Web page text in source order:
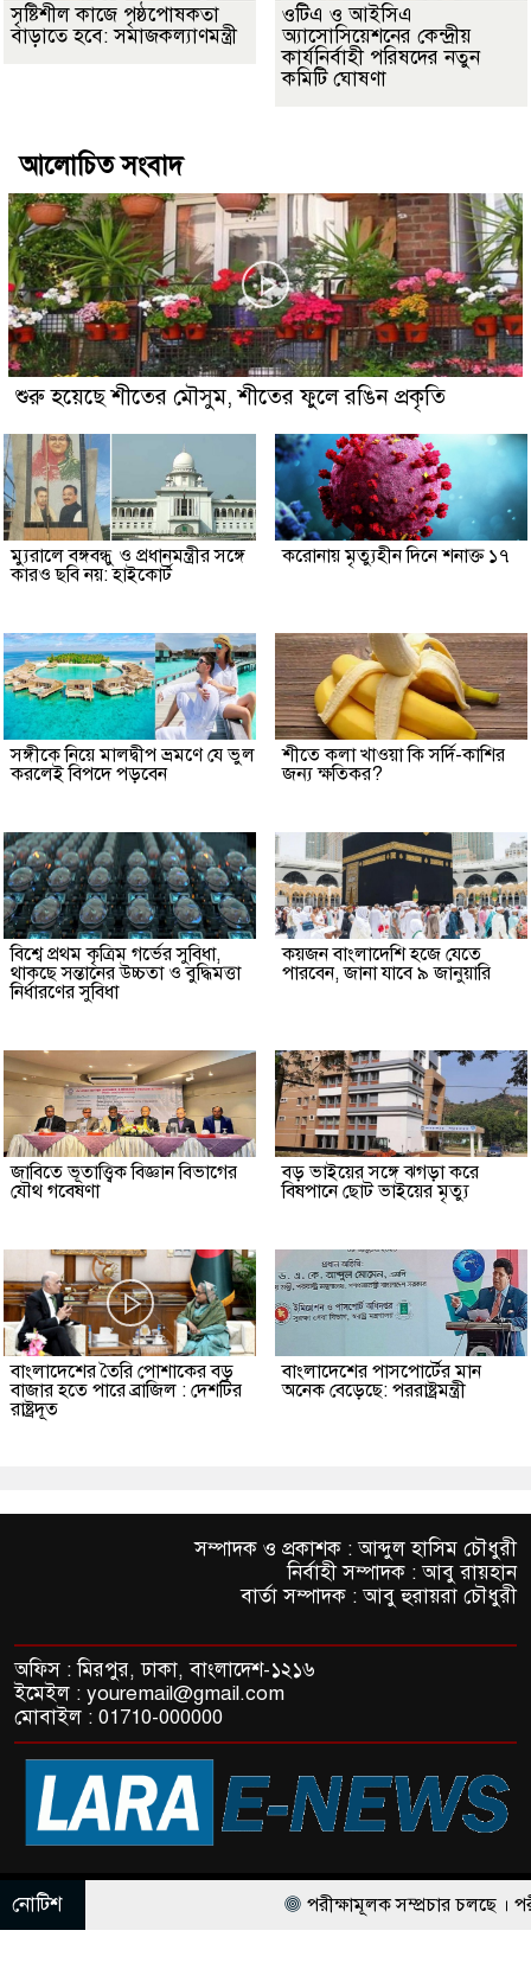
সৃষ্টিশীল কাজে পৃষ্ঠপোষকতা
বাড়াতে হবে: সমাজকল্যাণমন্ত্রী
ওটিএ ও আইসিএ
অ্যাসোসিয়েশনের কেন্দ্রীয়
কার্যনির্বাহী পরিষদের নতুন
কমিটি ঘোষণা
আলোচিত সংবাদ
শুরু হয়েছে শীতের মৌসুম, শীতের ফুলে রঙিন প্রকৃতি
ম্যুরালে বঙ্গবন্ধু ও প্রধানমন্ত্রীর সঙ্গে
কারও ছবি নয়: হাইকোর্ট
করোনায় মৃত্যুহীন দিনে শনাক্ত ১৭
সঙ্গীকে নিয়ে মালদ্বীপ ভ্রমণে যে ভুল
করলেই বিপদে পড়বেন
শীতে কলা খাওয়া কি সর্দি-কাশির
জন্য ক্ষতিকর?
বিশ্বে প্রথম কৃত্রিম গর্ভের সুবিধা,
থাকছে সন্তানের উচ্চতা ও বুদ্ধিমত্তা
নির্ধারণের সুবিধা
কয়জন বাংলাদেশি হজে যেতে
পারবেন, জানা যাবে ৯ জানুয়ারি
জাবিতে ভূতাত্ত্বিক বিজ্ঞান বিভাগের
যৌথ গবেষণা
বড় ভাইয়ের সঙ্গে ঝগড়া করে
বিষপানে ছোট ভাইয়ের মৃত্যু
বাংলাদেশের তৈরি পোশাকের বড়
বাজার হতে পারে ব্রাজিল : দেশটির
রাষ্ট্রদূত
বাংলাদেশের পাসপোর্টের মান
অনেক বেড়েছে: পররাষ্ট্রমন্ত্রী
সম্পাদক ও প্রকাশক : আব্দুল হাসিম চৌধুরী
নির্বাহী সম্পাদক : আবু রায়হান
বার্তা সম্পাদক : আবু হুরায়রা চৌধুরী
অফিস : মিরপুর, ঢাকা, বাংলাদেশ-১২১৬
ইমেইল : youremail@gmail.com
মোবাইল : 01710-000000
© All rights reserved © LaraE-News
NewsScript Developed BY
নোটিশ পরীক্ষামূলক সম্প্রচার চলছে ।